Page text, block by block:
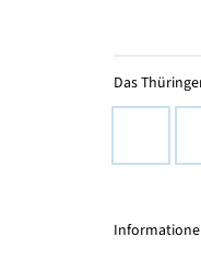
Das